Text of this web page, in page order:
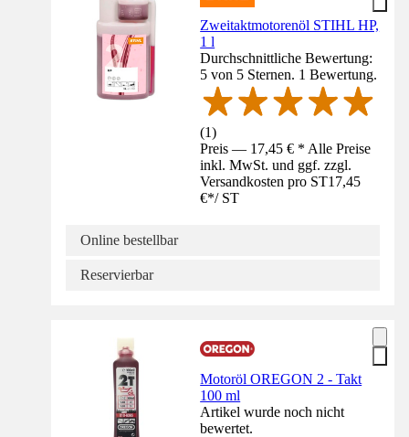
Zweitaktmotorenöl STIHL HP,
1 l
Durchschnittliche Bewertung:
5 von 5 Sternen. 1 Bewertung.
(1)
Preis — 17,45 € * Alle Preise
inkl. MwSt. und ggf. zzgl.
Versandkosten pro ST17,45
€*/ ST
Online bestellbar
Reservierbar
Motoröl OREGON 2 - Takt
100 ml
Artikel wurde noch nicht
bewertet.